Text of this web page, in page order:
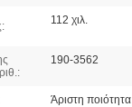
112 χιλ.
190-3562
Άριστη ποιότητα